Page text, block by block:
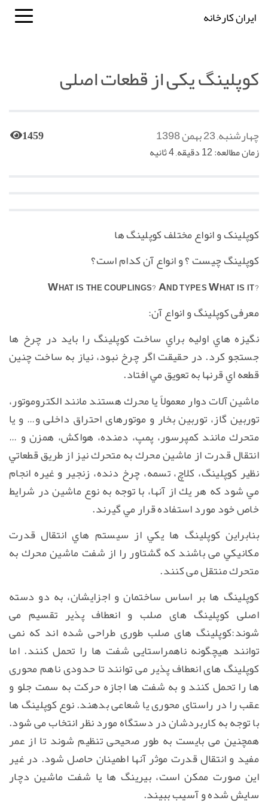
ایران کارخانه
کوپلینگ یکی از قطعات اصلی
چهارشنبه, 23 بهمن 1398 1459
زمان مطالعه: 12 دقیقه, 4 ثانیه
کوپلینک و انواع مختلف کوپلینگ ها
کوپلینگ چیست ؟ و انواع آن کدام است؟
What is the couplings? And types What is it?
معرفی کوپلینگ و انواع آن:
نگیزه هاي اولیه براي ساخت كوپلینگ را بايد در چرخ ها
جستجو كرد. در حقیقت اگر چرخ نبود، نیاز به ساخت چنین
قطعه اي قرنها به تعویق مي افتاد.
ماشین آلات دوار معمولاً يا محرك هستند مانند الكتروموتور،
توربین گاز، توربین بخار و موتورهای احتراق داخلی و… و يا
متحرك مانند كمپرسور، پمپ، دمنده، هواكش، همزن و …
انتقال قدرت از ماشین محرك به متحرك نیز از طریق قطعاتي
نظیر كوپلینگ، كلاچ، تسمه، چرخ دنده، زنجیر و غیره انجام
مي شود كه هر یك از آنها، با توجه به نوع ماشین در شرایط
خاص خود مورد استفاده قرار مي گیرند.
بنابراين كوپلینگ ها يكي از سیستم هاي انتقال قدرت
مكانیكي می باشند كه گشتاور را از شفت ماشین محرك به
متحرك منتقل می كنند.
كوپلینگ ها بر اساس ساختمان و اجزایشان، به دو دسته
اصلی كوپلینگ های صلب و انعطاف پذير تقسیم می
شوند:كوپلینگ های صلب طوری طراحی شده اند كه نمی
توانند هیچگونه ناهمراستایی شفت ها را تحمل كنند. اما
كوپلینگ های انعطاف پذیر می توانند تا حدودی ناهم محوری
ها را تحمل كنند و به شفت ها اجازه حركت به سمت جلو و
عقب را در راستای محوری یا شعاعی بدهند. نوع كوپلینگ ها
با توجه به كاربردشان در دستگاه مورد نظر انتخاب می شود.
همچنین می بایست به طور صحیحی تنظیم شوند تا از عمر
مفید و انتقال قدرت موثر آنها اطمینان حاصل شود. در غیر
این صورت ممكن است، بیرینگ ها یا شفت ماشین دچار
سایش شده و آسیب ببیند.